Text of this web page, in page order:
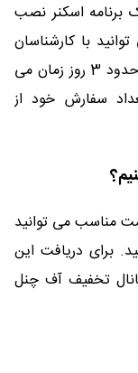
برنامه اسکنر نصب
با کارشناسان
فنی در ارتباط باشید. آماده سازی کارت نیز حدود 3 روز زمان می
سفارش خود از
مناسب می توانید
برای دریافت این
تخفیف آف چنل